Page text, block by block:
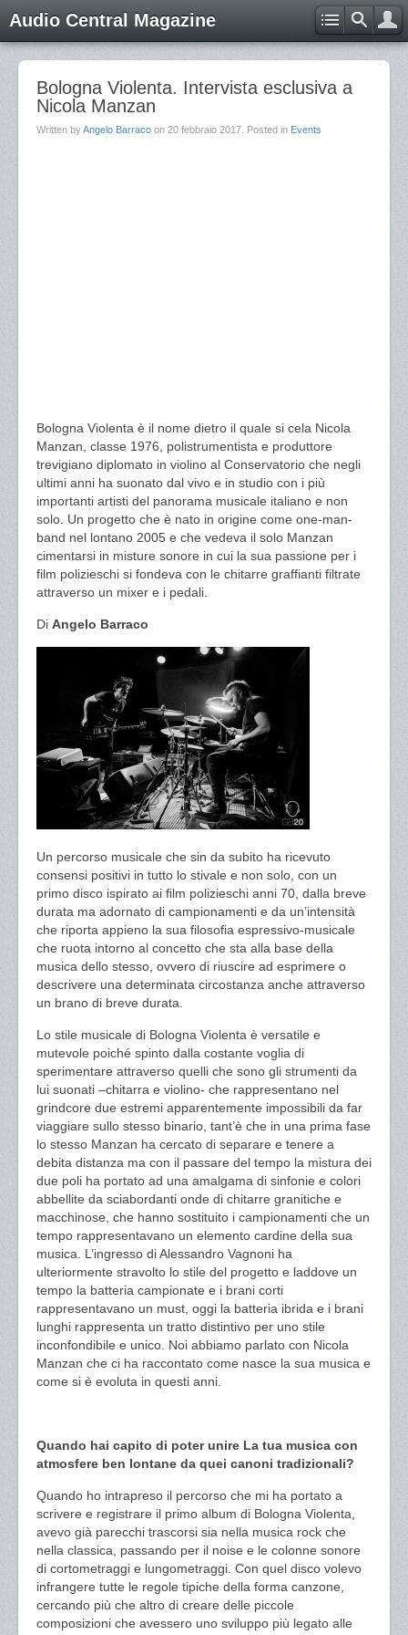
Audio Central Magazine
Bologna Violenta. Intervista esclusiva a
Nicola Manzan
Written byAngelo Barraco on 20 febbraio 2017 . Posted in Events
Bologna Violenta è il nome dietro il quale si cela Nicola
Manzan, classe 1976, polistrumentista e produttore
trevigiano diplomato in violino al Conservatorio che negli
ultimi anni ha suonato dal vivo e in studio con i più
importanti artisti del panorama musicale italiano e non
solo. Un progetto che è nato in origine come one-man-
band nel lontano 2005 e che vedeva il solo Manzan
cimentarsi in misture sonore in cui la sua passione per i
film polizieschi si fondeva con le chitarre graffianti filtrate
attraverso un mixer e i pedali.
Di Angelo Barraco
Un percorso musicale che sin da subito ha ricevuto
consensi positivi in tutto lo stivale e non solo, con un
primo disco ispirato ai film polizieschi anni 70, dalla breve
durata ma adornato di campionamenti e da un’intensità
che riporta appieno la sua filosofia espressivo-musicale
che ruota intorno al concetto che sta alla base della
musica dello stesso, ovvero di riuscire ad esprimere o
descrivere una determinata circostanza anche attraverso
un brano di breve durata.
Lo stile musicale di Bologna Violenta è versatile e
mutevole poiché spinto dalla costante voglia di
sperimentare attraverso quelli che sono gli strumenti da
lui suonati –chitarra e violino- che rappresentano nel
grindcore due estremi apparentemente impossibili da far
viaggiare sullo stesso binario, tant’è che in una prima fase
lo stesso Manzan ha cercato di separare e tenere a
debita distanza ma con il passare del tempo la mistura dei
due poli ha portato ad una amalgama di sinfonie e colori
abbellite da sciabordanti onde di chitarre granitiche e
macchinose, che hanno sostituito i campionamenti che un
tempo rappresentavano un elemento cardine della sua
musica. L’ingresso di Alessandro Vagnoni ha
ulteriormente stravolto lo stile del progetto e laddove un
tempo la batteria campionate e i brani corti
rappresentavano un must, oggi la batteria ibrida e i brani
lunghi rappresenta un tratto distintivo per uno stile
inconfondibile e unico. Noi abbiamo parlato con Nicola
Manzan che ci ha raccontato come nasce la sua musica e
come si è evoluta in questi anni.
Quando hai capito di poter unire La tua musica con
atmosfere ben lontane da quei canoni tradizionali?
Quando ho intrapreso il percorso che mi ha portato a
scrivere e registrare il primo album di Bologna Violenta,
avevo già parecchi trascorsi sia nella musica rock che
nella classica, passando per il noise e le colonne sonore
di cortometraggi e lungometraggi. Con quel disco volevo
infrangere tutte le regole tipiche della forma canzone,
cercando più che altro di creare delle piccole
composizioni che avessero uno sviluppo più legato alle